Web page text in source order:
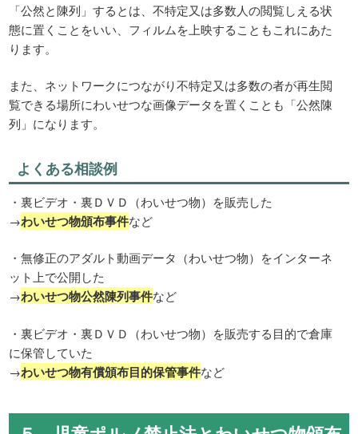
「公然と陳列」するとは、不特定又は多数人の閲覧しえる状
態に置くことをいい、フィルムを上映することもこれにあた
ります。
また、ネットワークにつながり不特定又は多数の者が再生閲
覧できる場所にわいせつな画像データを置くことも「公然陳
列」になります。
よくある相談例
・裏ビデオ・裏ＤＶＤ（わいせつ物）を販売した
→わいせつ物頒布事件など
・無修正のアダルト動画データ（わいせつ物）をインターネ
ット上で公開した
→わいせつ物公然陳列事件など
・裏ビデオ・裏ＤＶＤ（わいせつ物）を販売する目的で倉庫
に保管していた
→わいせつ物有償頒布目的保管事件など